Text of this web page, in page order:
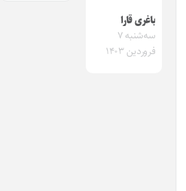
باغری قارا
سه‌شنبه ۷
فروردین ۱۴۰۳